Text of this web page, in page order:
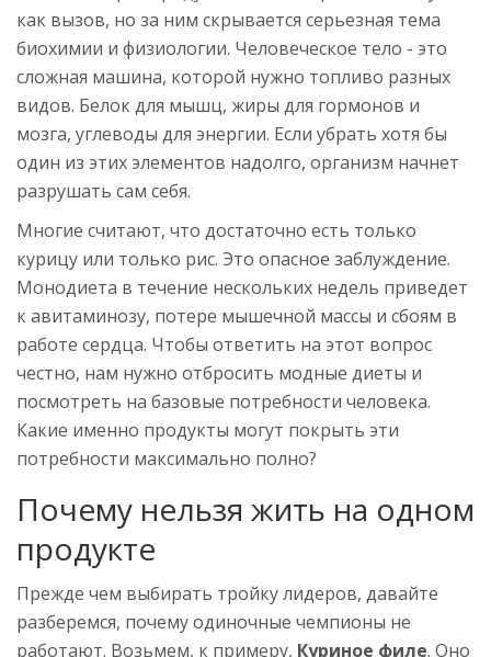
как вызов, но за ним скрывается серьезная тема
биохимии и физиологии. Человеческое тело - это
сложная машина, которой нужно топливо разных
видов. Белок для мышц, жиры для гормонов и
мозга, углеводы для энергии. Если убрать хотя бы
один из этих элементов надолго, организм начнет
разрушать сам себя.
Многие считают, что достаточно есть только
курицу или только рис. Это опасное заблуждение.
Монодиета в течение нескольких недель приведет
к авитаминозу, потере мышечной массы и сбоям в
работе сердца. Чтобы ответить на этот вопрос
честно, нам нужно отбросить модные диеты и
посмотреть на базовые потребности человека.
Какие именно продукты могут покрыть эти
потребности максимально полно?
Почему нельзя жить на одном
продукте
Прежде чем выбирать тройку лидеров, давайте
разберемся, почему одиночные чемпионы не
работают. Возьмем, к примеру, Куриное филе. Оно